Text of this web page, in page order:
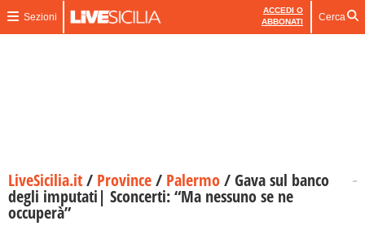
Sezioni
ACCEDI O
ABBONATI
Cerca
LiveSicilia.it/ Province/ Palermo/Gava sul banco
degli imputati| Sconcerti: “Ma nessuno se ne
occuperà”